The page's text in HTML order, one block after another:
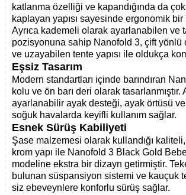
katlanma özelliği ve kapandığında da
kaplayan yapısı sayesinde ergonomik bir
Ayrıca kademeli olarak ayarlanabilen ve
pozisyonuna sahip Nanofold 3, çift yönlü
ve uzayabilen tente yapısı ile oldukça
Eşsiz Tasarım
Modern standartları içinde barındıran
kolu ve ön barı deri olarak tasarlanmıştır.
ayarlanabilir ayak desteği, ayak örtüsü
soğuk havalarda keyifli kullanım sağlar.
Esnek Sürüş Kabiliyeti
Şase malzemesi olarak kullandığı
krom yapı ile Nanofold 3 Black Gold
modeline ekstra bir dizayn getirmiştir.
bulunan süspansiyon sistemi ve kauçuk
siz ebeveynlere konforlu sürüş sağlar.